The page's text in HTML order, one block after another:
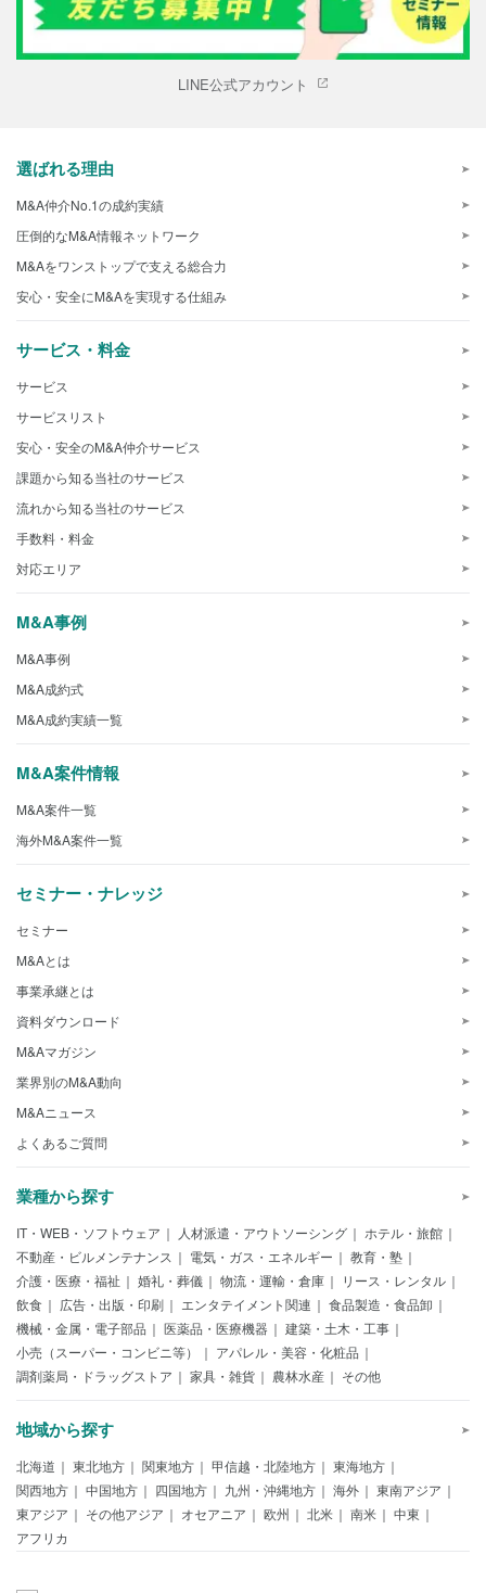
LINE公式アカウント
選ばれる理由
M&A仲介No.1の成約実績
圧倒的なM&A情報ネットワーク
M&Aをワンストップで支える総合力
安心・安全にM&Aを実現する仕組み
サービス・料金
サービス
サービスリスト
安心・安全のM&A仲介サービス
課題から知る当社のサービス
流れから知る当社のサービス
手数料・料金
対応エリア
M&A事例
M&A事例
M&A成約式
M&A成約実績一覧
M&A案件情報
M&A案件一覧
海外M&A案件一覧
セミナー・ナレッジ
セミナー
M&Aとは
事業承継とは
資料ダウンロード
M&Aマガジン
業界別のM&A動向
M&Aニュース
よくあるご質問
業種から探す
IT・WEB・ソフトウェア 人材派遣・アウトソーシング
ホテル・旅館
不動産・ビルメンテナンス
電気・ガス・エネルギー
教育・塾
介護・医療・福祉
婚礼・葬儀 物流・運輸・倉庫
リース・レンタル
飲食
広告・出版・印刷 エンタテイメント関連
食品製造・食品卸
機械・金属・電子部品
医薬品・医療機器
建築・土木・工事
小売（スーパー・コンビニ等）
アパレル・美容・化粧品
調剤薬局・ドラッグストア
家具・雑貨 農林水産 その他
地域から探す
北海道 東北地方 関東地方 甲信越・北陸地方
東海地方
関西地方
中国地方 四国地方 九州・沖縄地方 海外
東南アジア
東アジア
その他アジア オセアニア 欧州 北米 南米
中東
アフリカ